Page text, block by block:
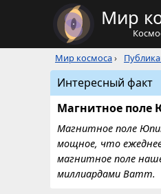
Мир
Мир космоса›
Интересный факт
Магнитное поле
Магнитное поле
мощное, что
магнитное поле
миллиардами Ватт.